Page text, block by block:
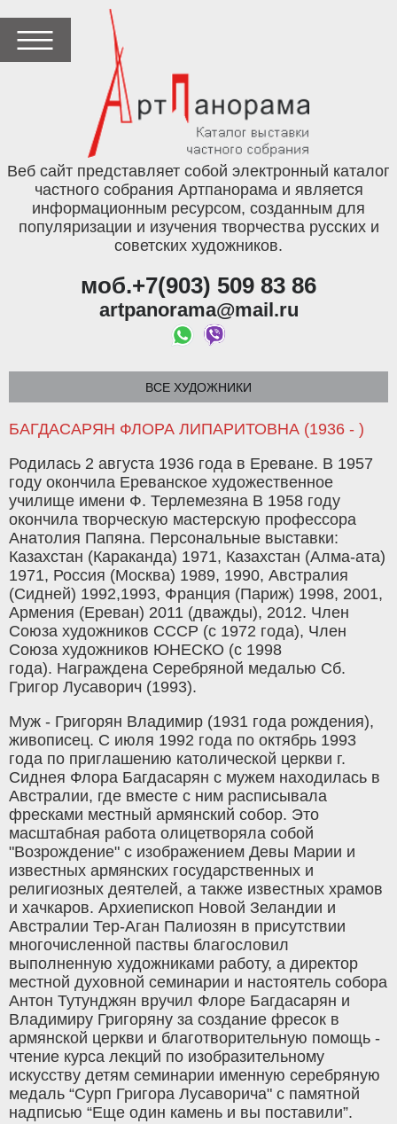
Веб сайт представляет собой электронный каталог
частного собрания Артпанорама и является
информационным ресурсом, созданным для
популяризации и изучения творчества русских и
советских художников.
моб.+7(903) 509 83 86
artpanorama@mail.ru
ВСЕ ХУДОЖНИКИ
БАГДАСАРЯН ФЛОРА ЛИПАРИТОВНА (1936 - )
Родилась 2 августа 1936 года в Ереване. В 1957
году окончила Ереванское художественное
училище имени Ф. Терлемезяна В 1958 году
окончила творческую мастерскую профессора
Анатолия Папяна. Персональные выставки:
Казахстан (Караканда) 1971, Казахстан (Алма-ата)
1971, Россия (Москва) 1989, 1990, Австралия
(Сидней) 1992,1993, Франция (Париж) 1998, 2001,
Армения (Ереван) 2011 (дважды), 2012. Член
Союза художников СССР (с 1972 года), Член
Союза художников ЮНЕСКО (с 1998
года). Награждена Серебряной медалью Сб.
Григор Лусаворич (1993).
Муж - Григорян Владимир (1931 года рождения),
живописец. С июля 1992 года по октябрь 1993
года по приглашению католической церкви г.
Сиднея Флора Багдасарян с мужем находилась в
Австралии, где вместе с ним расписывала
фресками местный армянский собор. Это
масштабная работа олицетворяла собой
"Возрождение" с изображением Девы Марии и
известных армянских государственных и
религиозных деятелей, а также известных храмов
и хачкаров. Архиепископ Новой Зеландии и
Австралии Тер-Аган Палиозян в присутствии
многочисленной паствы благословил
выполненную художниками работу, а директор
местной духовной семинарии и настоятель собора
Антон Тутунджян вручил Флоре Багдасарян и
Владимиру Григоряну за создание фресок в
армянской церкви и благотворительную помощь -
чтение курса лекций по изобразительному
искусству детям семинарии именную серебряную
медаль “Сурп Григора Лусаворича" с памятной
надписью “Еще один камень и вы поставили”.